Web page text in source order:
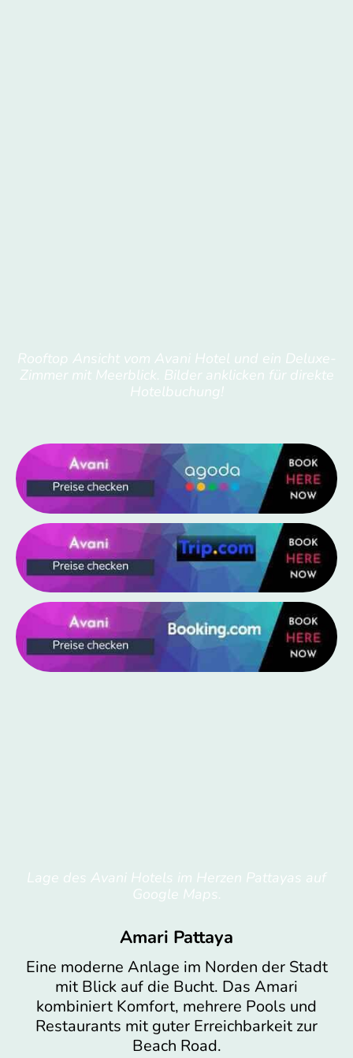
Rooftop Ansicht vom Avani Hotel und ein Deluxe-
Zimmer mit Meerblick. Bilder anklicken für direkte
Hotelbuchung!
Lage des Avani Hotels im Herzen Pattayas auf
Google Maps.
Amari Pattaya
Eine moderne Anlage im Norden der Stadt
mit Blick auf die Bucht. Das Amari
kombiniert Komfort, mehrere Pools und
Restaurants mit guter Erreichbarkeit zur
Beach Road.